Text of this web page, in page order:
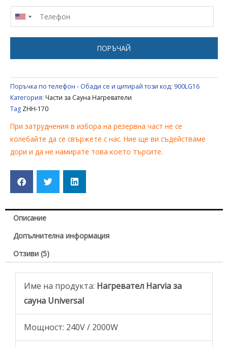
САУНА
UNIVERSAL
ПОРЪЧАЙ
Поръчка по телефон - Обади се и цитирай този код: 900LG16
Категория: Части за Сауна Нагреватели
Tag ZHH-170
При затруднения в избора на резервна част не се
колебайте да се свържете с нас. Ние ще ви съдействаме
дори и да не намирате това което търсите.
Описание
Допълнителна информация
Отзиви (5)
Име на продукта: Нагревател Harvia за
сауна Universal
Мощност: 240V / 2000W